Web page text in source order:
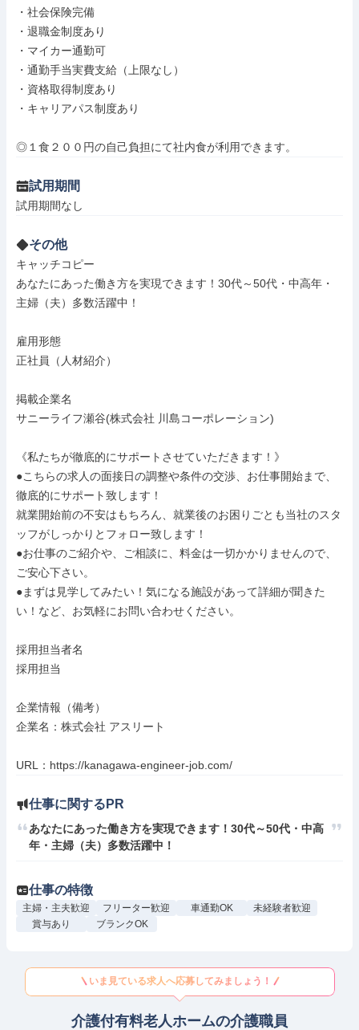
・社会保険完備
・退職金制度あり
・マイカー通勤可
・通勤手当実費支給（上限なし）
・資格取得制度あり
・キャリアパス制度あり
◎１食２００円の自己負担にて社内食が利用できます。
試用期間
試用期間なし
その他
キャッチコピー
あなたにあった働き方を実現できます！30代～50代・中高年・
主婦（夫）多数活躍中！
雇用形態
正社員（人材紹介）
掲載企業名
サニーライフ瀬谷(株式会社 川島コーポレーション)
《私たちが徹底的にサポートさせていただきます！》
●こちらの求人の面接日の調整や条件の交渉、お仕事開始まで、
徹底的にサポート致します！
就業開始前の不安はもちろん、就業後のお困りごとも当社のスタ
ッフがしっかりとフォロー致します！
●お仕事のご紹介や、ご相談に、料金は一切かかりませんので、
ご安心下さい。
●まずは見学してみたい！気になる施設があって詳細が聞きた
い！など、お気軽にお問い合わせください。
採用担当者名
採用担当
企業情報（備考）
企業名：株式会社 アスリート
URL：https://kanagawa-engineer-job.com/
仕事に関するPR
あなたにあった働き方を実現できます！30代～50代・中高
年・主婦（夫）多数活躍中！
仕事の特徴
主婦・主夫歓迎 フリーター歓迎 車通勤OK
未経験者歓迎
賞与あり
ブランクOK
いま見ている求人へ応募してみましょう！
介護付有料老人ホームの介護職員